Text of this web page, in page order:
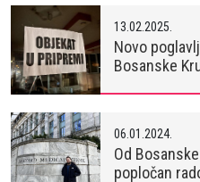
13.02.2025.
Novo
Bosanske
06.01.2024.
Od
popločan